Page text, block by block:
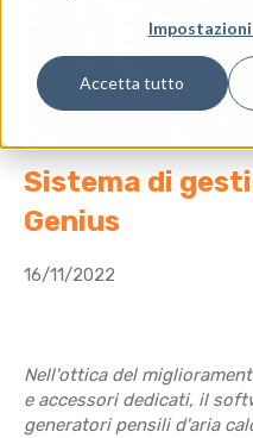
Accetta tutto
Sistema di
Genius
16/11/2022
Nell'ottica del
e accessori dedicati, il
generatori pensili d'aria